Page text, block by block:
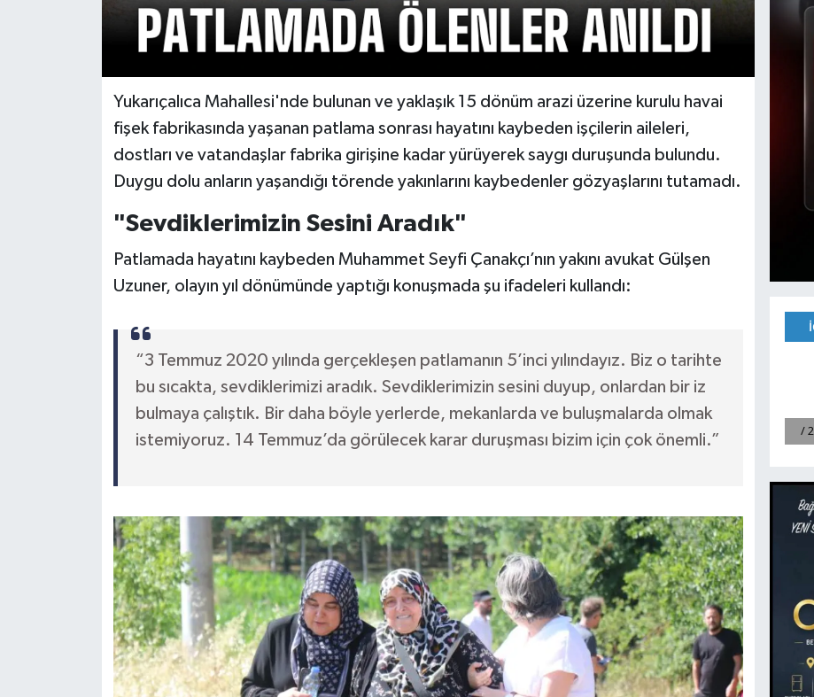
Yukarıçalıca Mahallesi'nde bulunan ve yaklaşık 15 dönüm arazi üzerine kurulu havai
fişek fabrikasında yaşanan patlama sonrası hayatını kaybeden işçilerin aileleri,
dostları ve vatandaşlar fabrika girişine kadar yürüyerek saygı duruşunda bulundu.
Duygu dolu anların yaşandığı törende yakınlarını kaybedenler gözyaşlarını tutamadı.
"Sevdiklerimizin Sesini Aradık"
Patlamada hayatını kaybeden Muhammet Seyfi Çanakçı’nın yakını avukat Gülşen
Uzuner, olayın yıl dönümünde yaptığı konuşmada şu ifadeleri kullandı:
“3 Temmuz 2020 yılında gerçekleşen patlamanın 5’inci yılındayız. Biz o tarihte
bu sıcakta, sevdiklerimizi aradık. Sevdiklerimizin sesini duyup, onlardan bir iz
bulmaya çalıştık. Bir daha böyle yerlerde, mekanlarda ve buluşmalarda olmak
istemiyoruz. 14 Temmuz’da görülecek karar duruşması bizim için çok önemli.”